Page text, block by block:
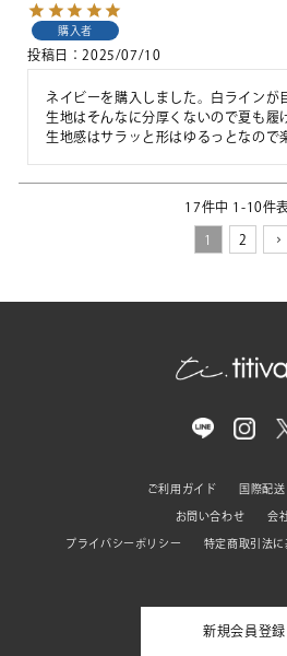
購入者
投稿日 2025/07/10
ネイビーを購入しました。白ラインが
生地はそんなに分厚くないので夏も履
生地感はサラッと形はゆるっとなので
17件中 1 -10件
1 2
ご利用ガイド 国際配
お問い合わせ 会
プライバシーポリシー 特定商取引法に
新規会員登録